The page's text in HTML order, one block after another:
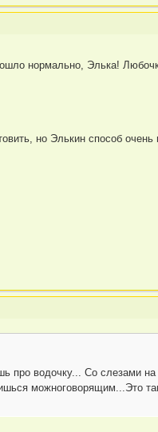
нормально, Элька!
но Элькин способ
про водочку... Со слезами
можноговорящим...Это